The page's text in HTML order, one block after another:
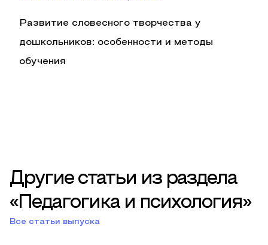
Развитие словесного творчества у
дошкольников: особенности и методы
обучения
Другие статьи из раздела
«Педагогика и психология»
Все статьи выпуска